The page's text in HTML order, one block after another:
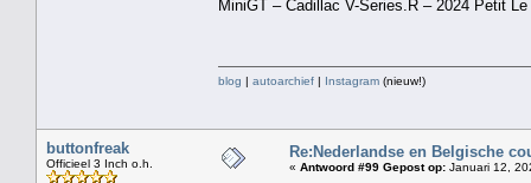
MiniGT – Cadillac V-Series.R – 2024 Petit
blog | autoarchief | Instagram (nieuw!)
buttonfreak
Officieel 3 Inch o.h.
Re:Nederlandse en Belgische
« Antwoord #99 Gepost op: Januari 12,